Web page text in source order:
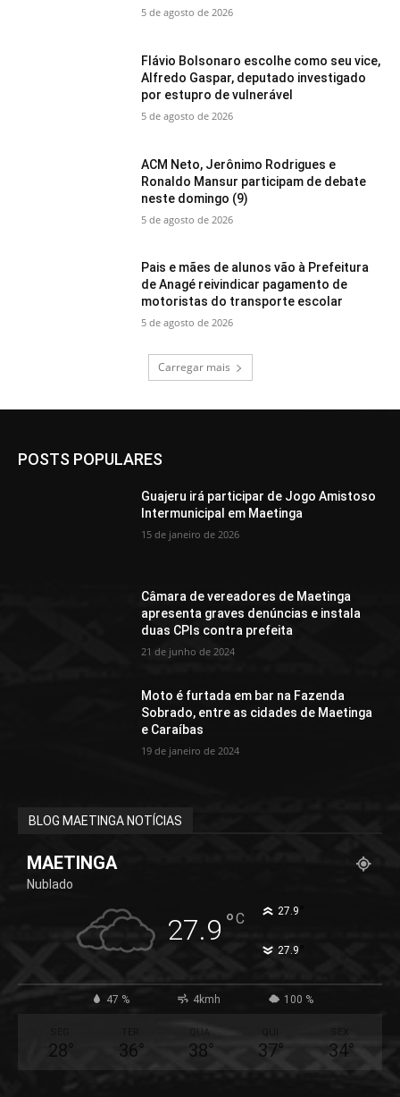
5 de agosto de 2026
Flávio Bolsonaro escolhe como seu vice,
Alfredo Gaspar, deputado investigado
por estupro de vulnerável
5 de agosto de 2026
ACM Neto, Jerônimo Rodrigues e
Ronaldo Mansur participam de debate
neste domingo (9)
5 de agosto de 2026
Pais e mães de alunos vão à Prefeitura
de Anagé reivindicar pagamento de
motoristas do transporte escolar
5 de agosto de 2026
Carregar mais
POSTS POPULARES
Guajeru irá participar de Jogo Amistoso
Intermunicipal em Maetinga
15 de janeiro de 2026
Câmara de vereadores de Maetinga
apresenta graves denúncias e instala
duas CPIs contra prefeita
21 de junho de 2024
Moto é furtada em bar na Fazenda
Sobrado, entre as cidades de Maetinga
e Caraíbas
19 de janeiro de 2024
BLOG MAETINGA NOTÍCIAS
MAETINGA
Nublado
27.9 °C 27.9
27.9
47 % 4kmh 100 %
28° 36°
QUA
38° 37° 34°